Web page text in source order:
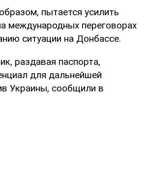
пытается усилить
международных переговорах
ситуации на Донбассе.
раздавая паспорта,
для дальнейшей
Украины, сообщили в